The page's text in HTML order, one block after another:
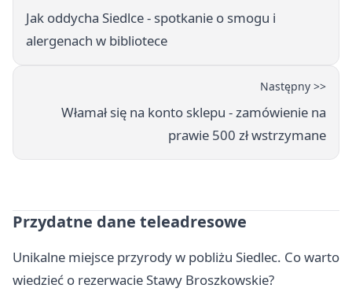
Jak oddycha Siedlce - spotkanie o smogu i
alergenach w bibliotece
Następny >>
Włamał się na konto sklepu - zamówienie na
prawie 500 zł wstrzymane
Przydatne dane teleadresowe
Unikalne miejsce przyrody w pobliżu Siedlec. Co warto
wiedzieć o rezerwacie Stawy Broszkowskie?